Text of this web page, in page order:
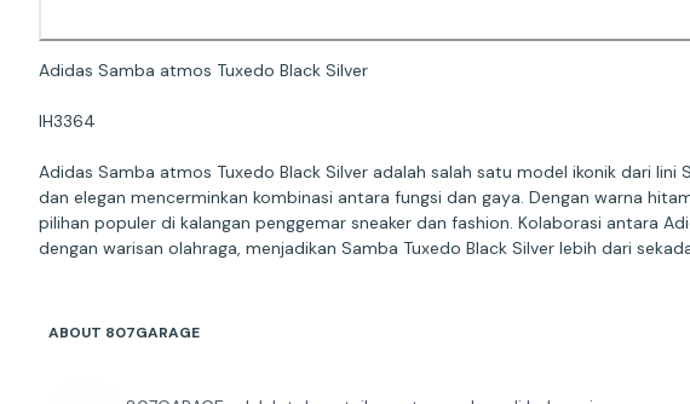
Adidas Samba atmos Tuxedo Black Silver
IH3364
Adidas Samba atmos Tuxedo Black Silver adalah salah satu model ikonik dari
dan elegan mencerminkan kombinasi antara fungsi dan gaya. Dengan warna
pilihan populer di kalangan penggemar sneaker dan fashion. Kolaborasi antara
dengan warisan olahraga, menjadikan Samba Tuxedo Black Silver lebih dari
ABOUT 807GARAGE